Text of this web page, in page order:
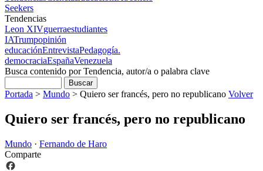
Seekers
Tendencias
Leon XIVguerraestudiantes
IATrumpopinión
educaciónEntrevistaPedagogía.
democraciaEspañaVenezuela
Busca contenido por Tendencia, autor/a o palabra clave
Portada > Mundo > Quiero ser francés, pero no republicano Volver
Quiero ser francés, pero no republicano
Mundo · Fernando de Haro
Comparte